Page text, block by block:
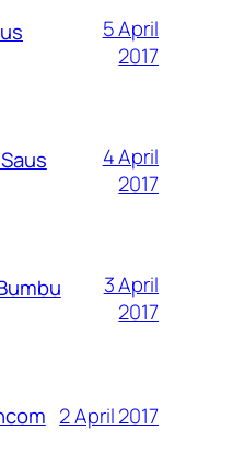
5 April
2017
4 April
2017
3 April
2017
2 April 2017